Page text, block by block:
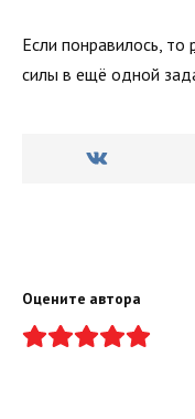
Если понравилось, то
силы в ещё одной
Оцените автора